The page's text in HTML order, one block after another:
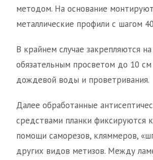
методом. На основание
металлические профили с шагом
В крайнем случае закрепляются
обязательным просветом до 10
дождевой воды и проветривания.
Далее обработанные
средствами планки фиксируются
помощи саморезов, кляммеров,
других видов метизов. Между